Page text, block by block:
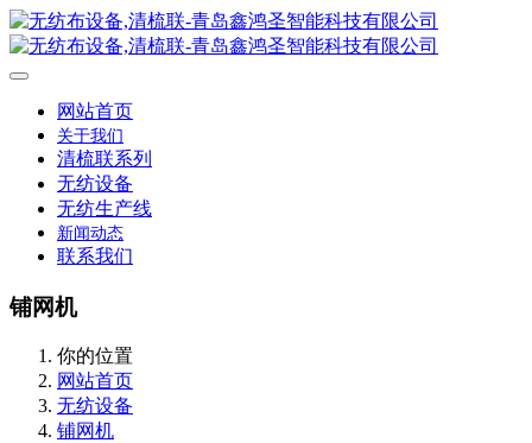
网站首页
关于我们
清梳联系列
无纺设备
无纺生产线
新闻动态
联系我们
铺网机
你的位置
网站首页
无纺设备
铺网机